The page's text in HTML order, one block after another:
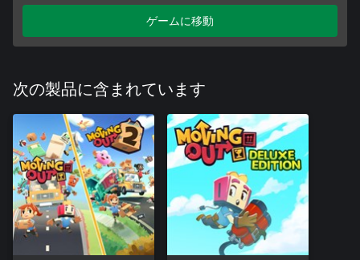
ゲームに移動
次の製品に含まれています